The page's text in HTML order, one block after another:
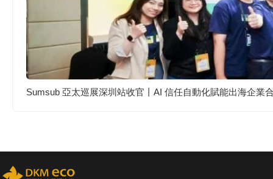
Sumsub 亞太巡展深圳站收官丨AI 信任自動化賦能出海企業